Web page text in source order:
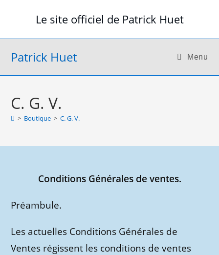
Le site officiel de Patrick Huet
Patrick Huet Menu
C. G. V.
> Boutique > C. G. V.
Conditions Générales de ventes.
Préambule.
Les actuelles Conditions Générales de
Ventes régissent les conditions de ventes